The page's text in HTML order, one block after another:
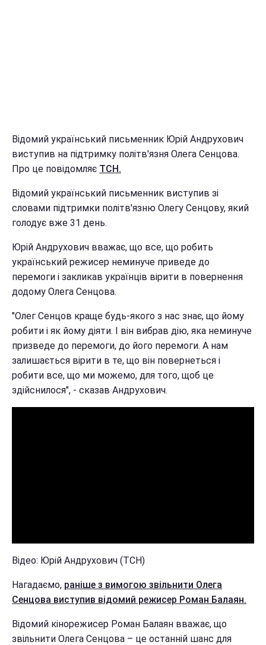
Відомий український письменник Юрій Андрухович
виступив на підтримку політв'язня Олега Сенцова.
Про це повідомляє ТСН.
Відомий український письменник виступив зі
словами підтримки політв'язню Олегу Сенцову, який
голодує вже 31 день.
Юрій Андрухович вважає, що все, що робить
український режисер неминуче приведе до
перемоги і закликав українців вірити в повернення
додому Олега Сенцова.
"Олег Сенцов краще будь-якого з нас знає, що йому
робити і як йому діяти. І він вибрав дію, яка неминуче
призведе до перемоги, до його перемоги. А нам
залишається вірити в те, що він повернеться і
робити все, що ми можемо, для того, щоб це
здійснилося", - сказав Андрухович.
Відео: Юрій Андрухович (ТСН)
Нагадаємо, раніше з вимогою звільнити Олега
Сенцова виступив відомий режисер Роман Балаян.
Відомий кінорежисер Роман Балаян вважає, що
звільнити Олега Сенцова – це останній шанс для